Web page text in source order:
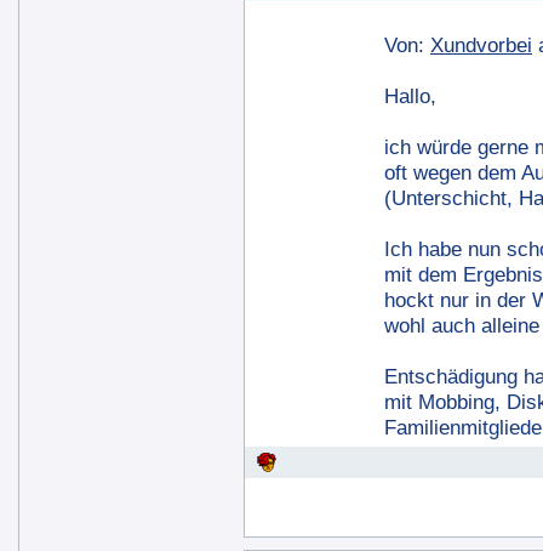
Von: Xundvorbei
Hallo,
ich würde gerne
oft wegen dem
(Unterschicht,
Ich habe nun
mit dem
hockt nur in der
wohl auch
Entschädigung
mit Mobbing,